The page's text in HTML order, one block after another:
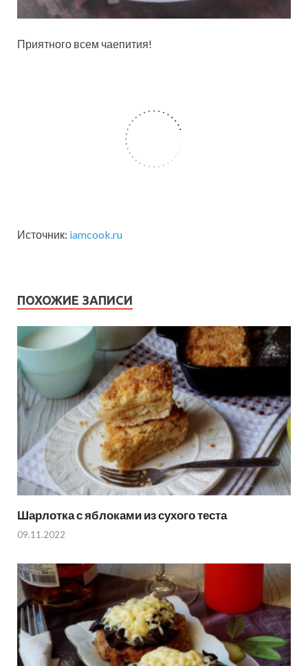
Приятного всем чаепития!
Источник: iamcook.ru
ПОХОЖИЕ ЗАПИСИ
Шарлотка с яблоками из сухого теста
09.11.2022